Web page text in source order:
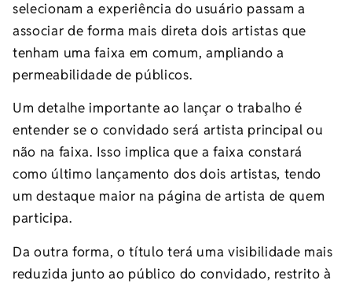
selecionam a experiência do usuário passam a
associar de forma mais direta dois artistas que
tenham uma faixa em comum, ampliando a
permeabilidade de públicos.
Um detalhe importante ao lançar o trabalho é
entender se o convidado será artista principal ou
não na faixa. Isso implica que a faixa constará
como último lançamento dos dois artistas, tendo
um destaque maior na página de artista de quem
participa.
Da outra forma, o título terá uma visibilidade mais
reduzida junto ao público do convidado, restrito à